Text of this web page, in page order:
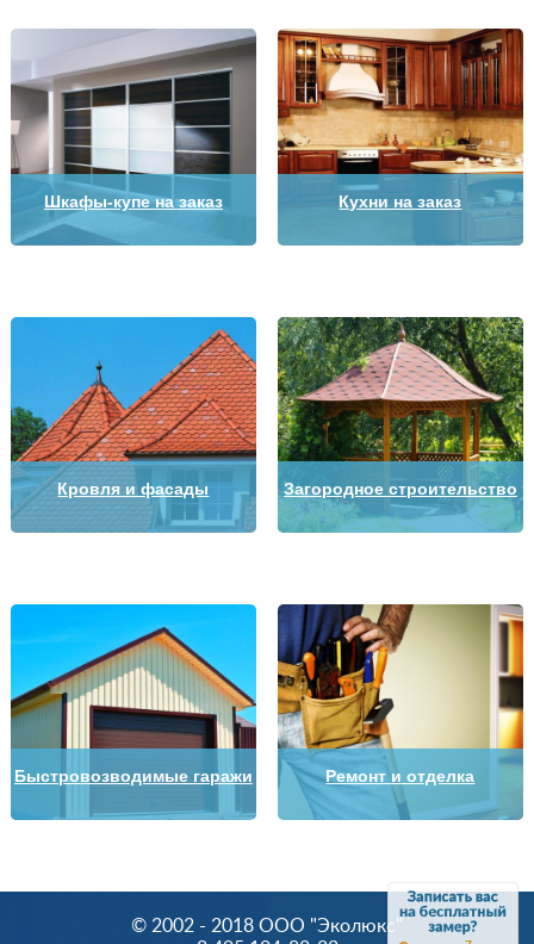
Шкафы-купе на заказ Кухни на заказ
Кровля и фасады Загородное строительство
Быстровозводимые гаражи Ремонт и отделка
© 2002 - 2018 OOO "Эколюкс"